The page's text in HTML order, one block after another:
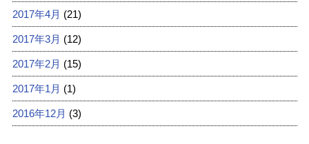
2017年4月 (21)
2017年3月 (12)
2017年2月 (15)
2017年1月 (1)
2016年12月 (3)